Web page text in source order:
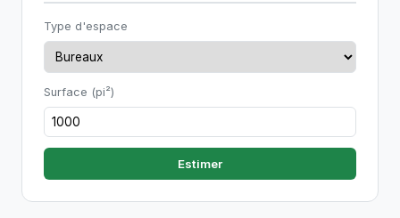
Type d'espace
Surface (pi²)
Estimer